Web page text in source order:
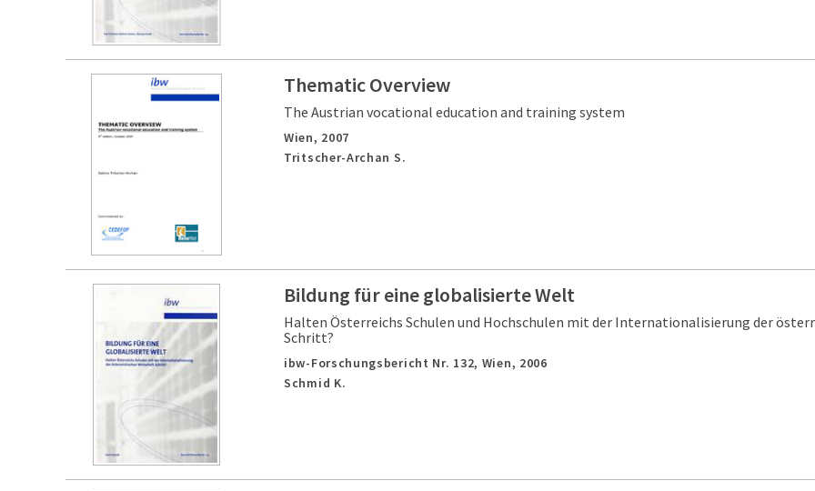
Thematic Overview
The Austrian vocational education and training system
Wien, 2007
Tritscher-Archan S.
Bildung für eine globalisierte Welt
Halten Österreichs Schulen und Hochschulen mit der Internationalisierung der
Schritt?
ibw-Forschungsbericht Nr. 132, Wien, 2006
Schmid K.